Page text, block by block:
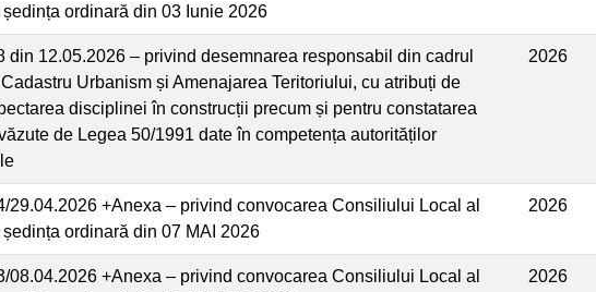
ordinară din 03 Iunie 2026
din 12.05.2026 – privind desemnarea responsabil din cadrul
Urbanism și Amenajarea Teritoriului, cu atribuți de
disciplinei în construcții precum și pentru constatarea
de Legea 50/1991 date în competența autorităților
2026
29.04.2026 +Anexa – privind convocarea Consiliului Local al
ordinară din 07 MAI 2026
2026
08.04.2026 +Anexa – privind convocarea Consiliului Local al
2026